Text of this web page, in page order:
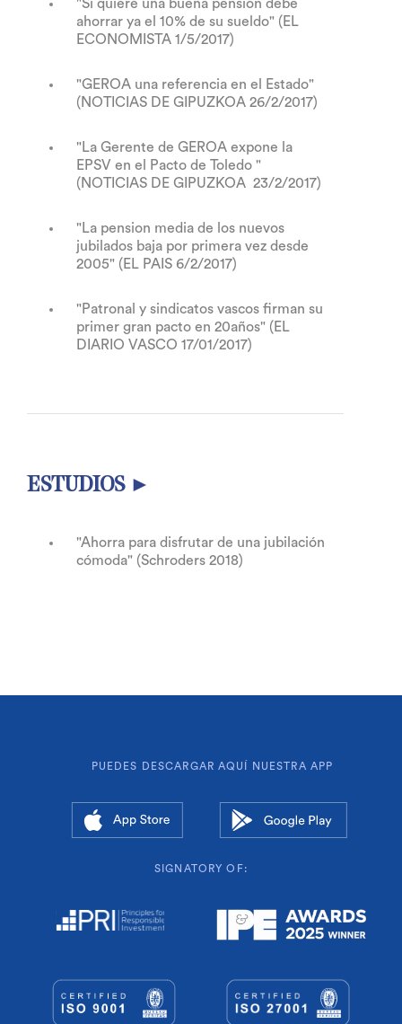
"Si quiere una buena pensión debe
ahorrar ya el 10% de su sueldo" (EL
ECONOMISTA 1/5/2017)
"GEROA una referencia en el Estado"
(NOTICIAS DE GIPUZKOA 26/2/2017)
"La Gerente de GEROA expone la
EPSV en el Pacto de Toledo "
(NOTICIAS DE GIPUZKOA 23/2/2017)
"La pension media de los nuevos
jubilados baja por primera vez desde
2005" (EL PAIS 6/2/2017)
"Patronal y sindicatos vascos firman su
primer gran pacto en 20años" (EL
DIARIO VASCO 17/01/2017)
ESTUDIOS ►
"Ahorra para disfrutar de una jubilación
cómoda" (Schroders 2018)
PUEDES DESCARGAR AQUÍ NUESTRA APP
SIGNATORY OF: